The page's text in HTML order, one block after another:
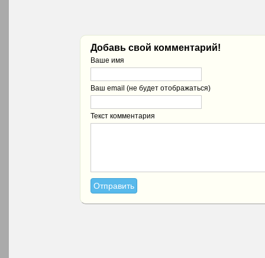
Добавь свой комментарий!
Ваше имя
Ваш email (не будет отображаться)
Текст комментария